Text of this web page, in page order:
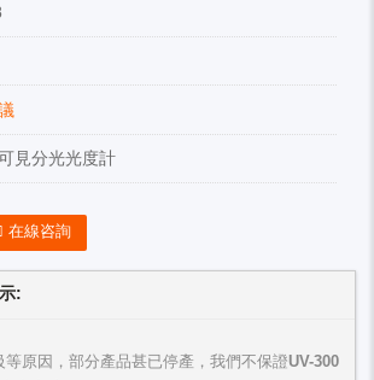
見分光光度計
在線咨詢
:
等原因，部分產品甚已停產，我們不保證UV-300